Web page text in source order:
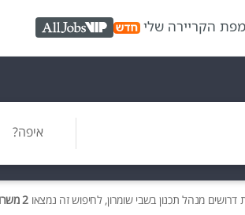
מפת הקריירה שלי AllJobs VIP
איפה?
דרושים מנהל תכנון בשבי שומרון, לחיפוש זה נמצאו 2 משרות